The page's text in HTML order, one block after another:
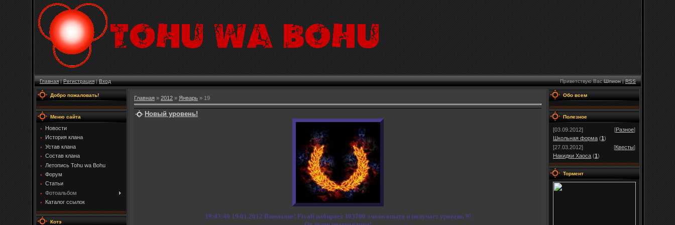
Главная|Регистрация|Вход Приветствую Вас Шпион|RSS
Добро пожаловать!
Меню сайта
Новости
История клана
Устав клана
Состав клана
Летопись Tohu wa Bohu
Форум
Статьи
Фотоальбом
Каталог ссылок
Котэ
Главная » 2012 » Январь » 19
Новый уровень!
19:43:40 19.01.2012 Внимание! Fivali набирает 303700 очков опыта и получает уровень 9!
Обо всем
Полезное
[03.09.2012] [Разное]
Школьная форма (1)
[27.03.2012]
[Квесты]
Накидки Хаоса (1)
Тормент